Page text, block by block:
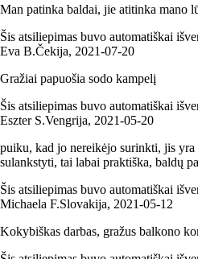
Man patinka baldai, jie atitinka mano
Šis atsiliepimas buvo automatiškai
Eva B.Čekija, 2021‑07‑20
Gražiai papuošia sodo kampelį
Šis atsiliepimas buvo automatiškai
Eszter S.Vengrija, 2021‑05‑20
puiku, kad jo nereikėjo surinkti, jis yra
sulankstyti, tai labai praktiška, baldų
Šis atsiliepimas buvo automatiškai
Michaela F.Slovakija, 2021‑05‑12
Kokybiškas darbas, gražus balkono